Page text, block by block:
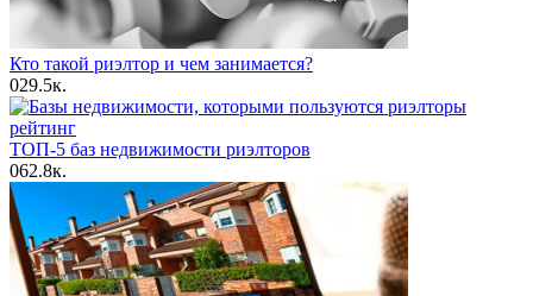
Кто такой риэлтор и чем занимается?
029.5к.
ТОП-5 баз недвижимости риэлторов
062.8к.